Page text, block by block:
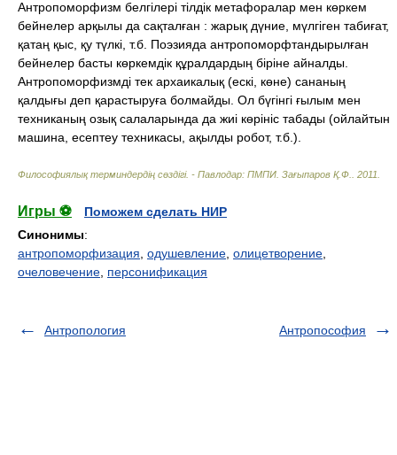
Антропоморфизм белгілері тілдік метафоралар мен көркем
бейнелер арқылы да сақталған : жарық дүние, мүлгіген табиғат,
қатаң қыс, қу түлкі, т.б. Поэзияда антропоморфтандырылған
бейнелер басты көркемдік құралдардың біріне айналды.
Антропоморфизмді тек архаикалық (ескі, көне) сананың
қалдығы деп қарастыруға болмайды. Ол бүгінгі ғылым мен
техниканың озық салаларында да жиі көрініс табады (ойлайтын
машина, есептеу техникасы, ақылды робот, т.б.).
Философиялық терминдердің сөздігі. - Павлодар: ПМПИ Зағыпаров Қ.Ф. 2011
Игры ⚽
Поможем сделать НИР
Синонимы:
антропоморфизация одушевление олицетворение
очеловечение персонификация
Антропология Антропософия